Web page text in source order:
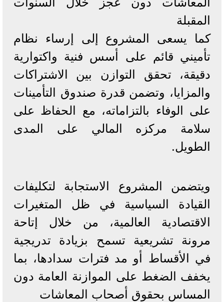
المقبلة
كما يسعى المشروع إلى إرساء نظام
تأميني قائم على أسس فنية واكتوارية
دقيقة، تحقق التوازن بين الاشتراكات
والمزايا، وتضمن قدرة صندوق التأمينات
على الوفاء بالتزاماته، مع الحفاظ على
سلامة مركزه المالي على المدى
الطويل.
ويتضمن المشروع الاستجابة لتكليفات
القيادة السياسية في ظل المتغيرات
الاقتصادية العالمية، من خلال إتاحة
مرونة تشريعية تسمح بزيادة تدريجية
في الأقساط أو مد فترات سدادها، بما
يخفف الضغط على الموازنة العامة دون
المساس بحقوق أصحاب المعاشات